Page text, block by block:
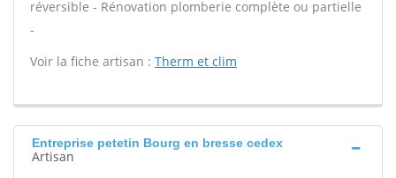
réversible - Rénovation plomberie complète ou partielle
-
Voir la fiche artisan : Therm et clim
Entreprise petetin Bourg en bresse cedex
Artisan